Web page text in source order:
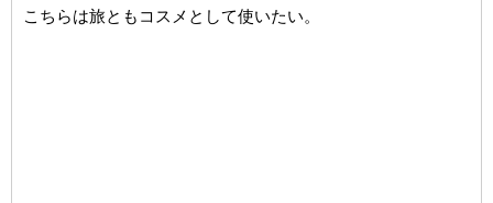
こちらは旅ともコスメとして使いたい。